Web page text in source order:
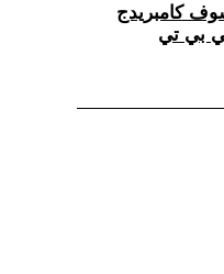
كامبريدج
بي تي